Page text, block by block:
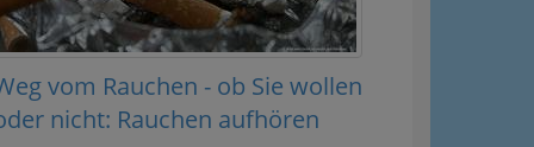
vom Rauchen - ob Sie wollen
nicht: Rauchen aufhören